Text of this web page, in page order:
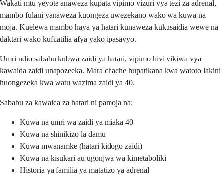
Wakati mtu yeyote anaweza kupata vipimo vizuri vya tezi za adrenal,
mambo fulani yanaweza kuongeza uwezekano wako wa kuwa na
moja. Kuelewa mambo haya ya hatari kunaweza kukusaidia wewe na
daktari wako kufuatilia afya yako ipasavyo.
Umri ndio sababu kubwa zaidi ya hatari, vipimo hivi vikiwa vya
kawaida zaidi unapozeeka. Mara chache hupatikana kwa watoto lakini
huongezeka kwa watu wazima zaidi ya 40.
Sababu za kawaida za hatari ni pamoja na:
Kuwa na umri wa zaidi ya miaka 40
Kuwa na shinikizo la damu
Kuwa mwanamke (hatari kidogo zaidi)
Kuwa na kisukari au ugonjwa wa kimetaboliki
Historia ya familia ya matatizo ya adrenal